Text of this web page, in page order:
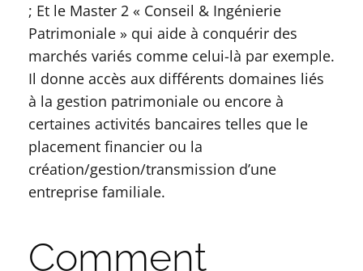
; Et le Master 2 « Conseil & Ingénierie
Patrimoniale » qui aide à conquérir des
marchés variés comme celui-là par exemple.
Il donne accès aux différents domaines liés
à la gestion patrimoniale ou encore à
certaines activités bancaires telles que le
placement financier ou la
création/gestion/transmission d’une
entreprise familiale.
Comment